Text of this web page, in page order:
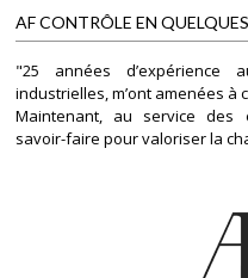
AF CONTRÔLE EN
"25 années d’expérience
industrielles, m’ont amenées à
Maintenant, au service des
savoir-faire pour valoriser la